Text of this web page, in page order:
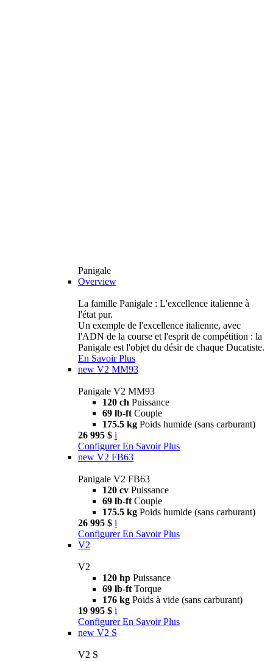
Panigale
Overview
La famille Panigale : L'excellence italienne à
l'état pur.
Un exemple de l'excellence italienne, avec
l'ADN de la course et l'esprit de compétition : la
Panigale est l'objet du désir de chaque Ducatiste.
En Savoir Plus
new V2 MM93
Panigale V2 MM93
120 ch Puissance
69 lb-ft Couple
175.5 kg Poids humide (sans carburant)
26 995 $ i
Configurer En Savoir Plus
new V2 FB63
Panigale V2 FB63
120 cv Puissance
69 lb-ft Couple
175.5 kg Poids humide (sans carburant)
26 995 $ i
Configurer En Savoir Plus
V2
V2
120 hp Puissance
69 lb-ft Torque
176 kg Poids à vide (sans carburant)
19 995 $ i
Configurer En Savoir Plus
new V2 S
V2 S